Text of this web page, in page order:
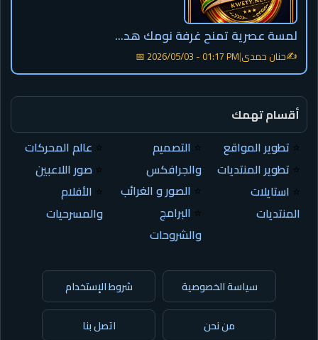
لمسة عصرية تمنح غرفة نومك هد...
✍️حنان حمدى|
📅 2026/05/03 - 01:17 PM
أقسام تهمك
⭐ تطوير المواقع
⭐ تطوير المنتديات
⭐ استايلات
المنتديات
⭐ التصميم
والجرافكس
⭐ الصور و الغرائب
⭐ البرامج
والشروحات
⭐ عالم المحركات
⭐ صور اللاعبين
⭐ الأفلام
والمسرحيات
سياسة الخصوصية شروط الإستخدام
من نحن اتصل بنا